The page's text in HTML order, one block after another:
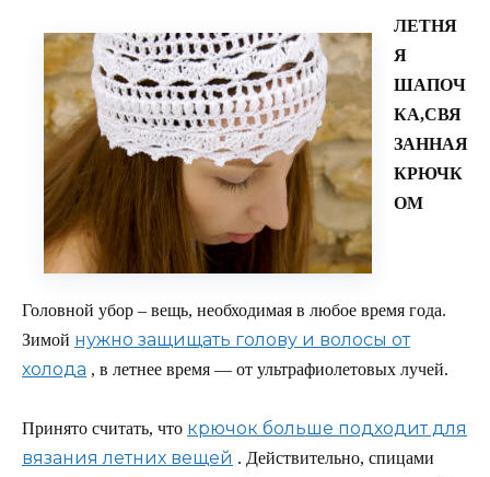
ЛЕТНЯ
Я
ШАПОЧ
КА,СВЯ
ЗАННАЯ
КРЮЧК
ОМ
Головной убор – вещь, необходимая в любое время года.
Зимой нужно защищать голову и волосы от
холода , в летнее время — от ультрафиолетовых лучей.
Принято считать, что крючок больше подходит для
вязания летних вещей . Действительно, спицами